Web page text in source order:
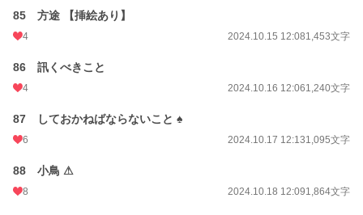
85 方途 【挿絵あり】
4 2024.10.15 12:081,453文字
86 訊くべきこと
4 2024.10.16 12:061,240文字
87 しておかねばならないこと ♠
6 2024.10.17 12:131,095文字
88 小鳥 ⚠︎
8 2024.10.18 12:091,864文字